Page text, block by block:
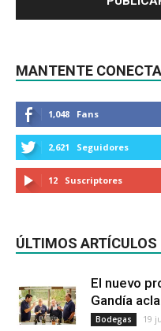
MANTENTE
1,048 Fans
2,621 Seguidores
12 Suscriptores
ÚLTIMOS ARTÍCULOS
El nuevo
Gandía
Bodegas 19